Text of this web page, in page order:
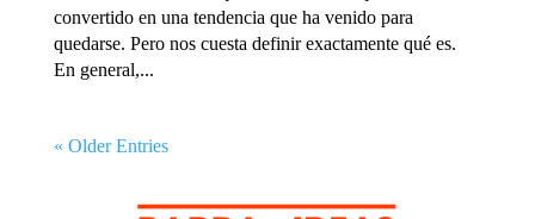
convertido en una tendencia que ha venido para
quedarse. Pero nos cuesta definir exactamente qué es.
En general,...
« Older Entries